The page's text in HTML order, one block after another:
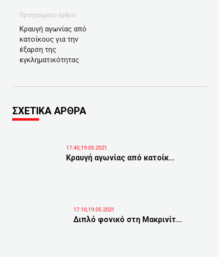
Προηγούμενο άρθρο
Κραυγή αγωνίας από
κατοίκους για την
έξαρση της
εγκληματικότητας
ΣΧΕΤΙΚΑ ΑΡΘΡΑ
17:40,19.05.2021
Κραυγή αγωνίας από κατοίκ...
17:10,19.05.2021
Διπλό φονικό στη Μακρινίτ...